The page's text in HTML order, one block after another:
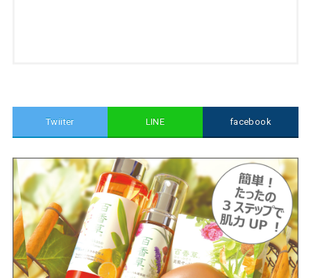
Twiiter LINE facebook